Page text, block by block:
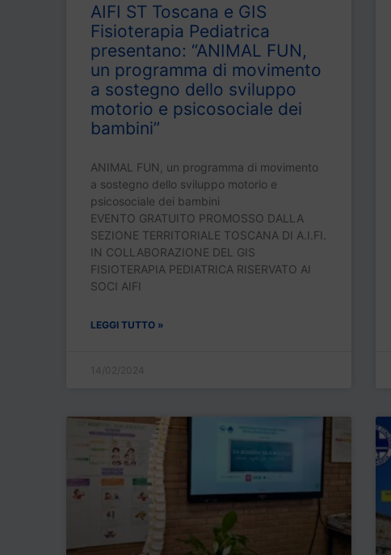
AIFI ST Toscana e GIS
Fisioterapia Pediatrica
presentano: “ANIMAL FUN,
un programma di movimento
a sostegno dello sviluppo
motorio e psicosociale dei
bambini”
ANIMAL FUN, un programma di movimento
a sostegno dello sviluppo motorio e
psicosociale dei bambini
EVENTO GRATUITO PROMOSSO DALLA
SEZIONE TERRITORIALE TOSCANA DI A.I.FI.
IN COLLABORAZIONE DEL GIS
FISIOTERAPIA PEDIATRICA RISERVATO AI
SOCI AIFI
LEGGI TUTTO »
14/02/2024